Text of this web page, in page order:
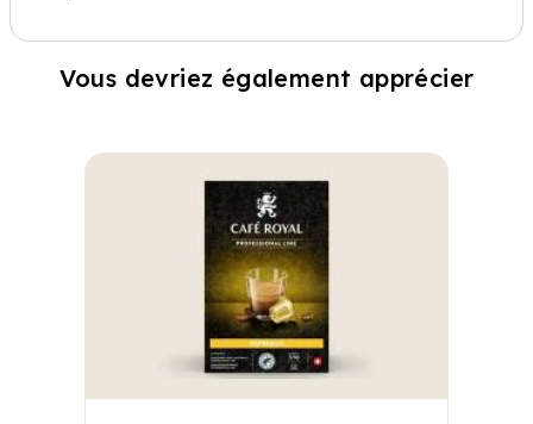
Vous devriez également apprécier